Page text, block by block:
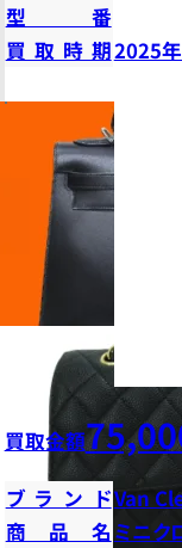
型番
買取時期2025
買取金額
ブランドVan
商品名 ミニク